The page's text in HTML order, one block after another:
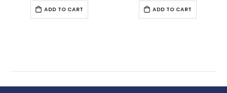
ADD TO CART ADD TO CART